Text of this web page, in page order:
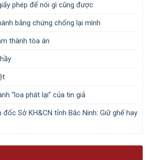
phép để nói gì cũng được
bằng chứng chống lại mình
thành tòa án
“loa phát lại” của tin giả
đốc Sở KH&CN tỉnh Bắc Ninh: Giữ ghế hay